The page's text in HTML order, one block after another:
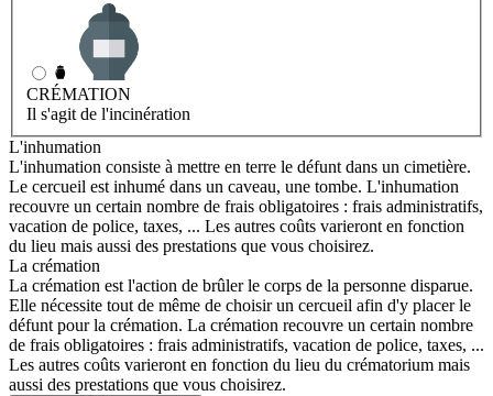
CRÉMATION
Il s'agit de l'incinération
L'inhumation
L'inhumation consiste à mettre en terre le défunt dans un cimetière.
Le cercueil est inhumé dans un caveau, une tombe. L'inhumation
recouvre un certain nombre de frais obligatoires : frais administratifs,
vacation de police, taxes, ... Les autres coûts varieront en fonction
du lieu mais aussi des prestations que vous choisirez.
La crémation
La crémation est l'action de brûler le corps de la personne disparue.
Elle nécessite tout de même de choisir un cercueil afin d'y placer le
défunt pour la crémation. La crémation recouvre un certain nombre
de frais obligatoires : frais administratifs, vacation de police, taxes, ...
Les autres coûts varieront en fonction du lieu du crématorium mais
aussi des prestations que vous choisirez.